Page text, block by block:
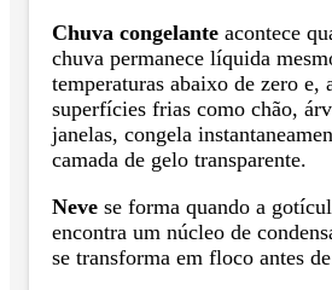
Chuva congelante acontece
chuva permanece líquida
temperaturas abaixo de zero e,
superfícies frias como chão,
janelas, congela
camada de gelo transparente.
Neve se forma quando a
encontra um núcleo de
se transforma em floco antes